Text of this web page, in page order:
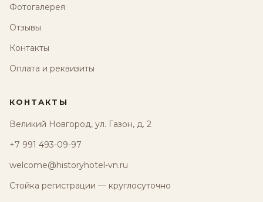
Фотогалерея
Отзывы
Контакты
Оплата и реквизиты
КОНТАКТЫ
Великий Новгород, ул. Газон, д. 2
+7 991 493-09-97
welcome@historyhotel-vn.ru
Стойка регистрации — круглосуточно